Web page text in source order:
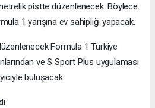
pistte düzenlenecek. Böylece
1 yarışına ev sahipliği yapacak.
Formula 1 Türkiye
ve S Sport Plus uygulaması
buluşacak.